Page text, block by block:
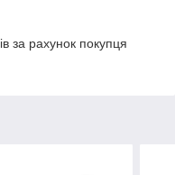
за рахунок покупця